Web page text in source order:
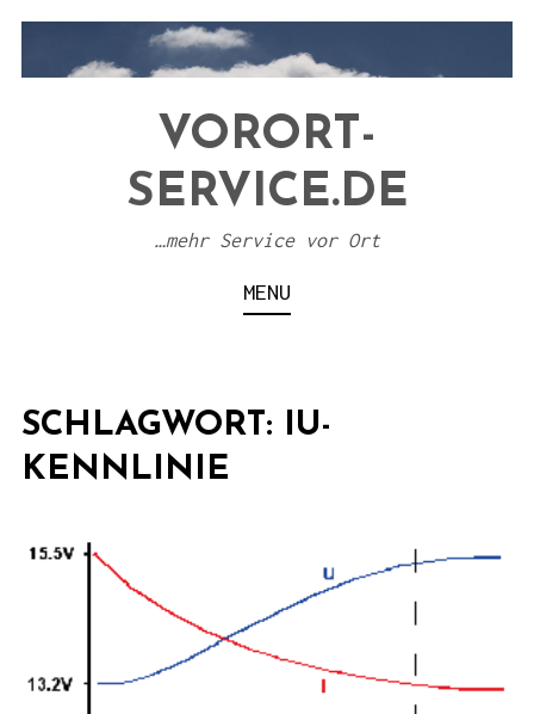
VORORT-
SERVICE.DE
…mehr Service vor Ort
MENU
SCHLAGWORT:
IU-
KENNLINIE